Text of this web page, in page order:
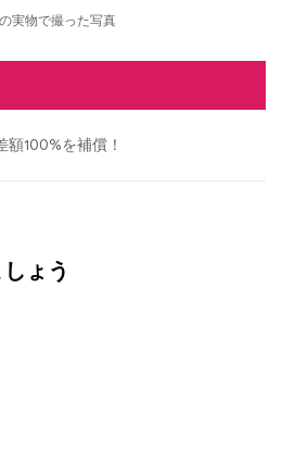
実物で撮った写真
100%を補償！
ょう